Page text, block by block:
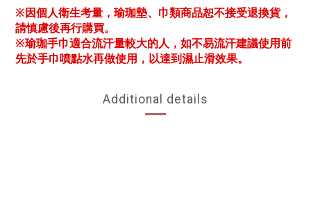
※因個人衛生考量，瑜珈墊、巾類商品恕不接受退換貨，
請慎慮後再行購買。
※瑜珈手巾適合流汗量較大的人，如不易流汗建議使用前
先於手巾噴點水再做使用，以達到濕止滑效果。
Additional details